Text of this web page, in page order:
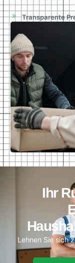
Transparente
Ihr
Lehnen Sie sich